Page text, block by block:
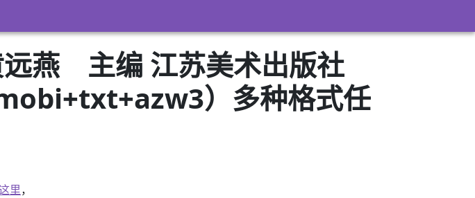
燕 主编 江苏美术出版社
）多种格式任
里，